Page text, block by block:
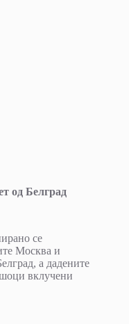
од Белград
се
Москва и
а дадените
вклучени